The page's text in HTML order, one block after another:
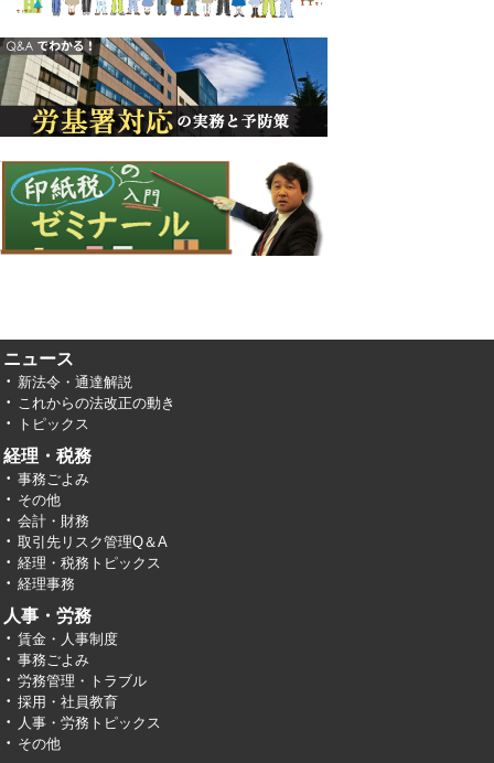
ニュース
新法令・通達解説
これからの法改正の動き
トピックス
経理・税務
事務ごよみ
その他
会計・財務
取引先リスク管理Q＆A
経理・税務トピックス
経理事務
人事・労務
賃金・人事制度
事務ごよみ
労務管理・トラブル
採用・社員教育
人事・労務トピックス
その他